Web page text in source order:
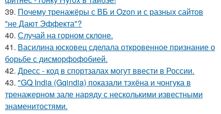
39. Почему тренажёры с ВБ и Ozon и с разных сайтов
"не Дают Эффекта"?
40. Случай на горном склоне.
41. Василина юсковец сделала откровенное признание о
борьбе с дисморфофобией.
42. Дресс - код в спортзалах могут ввести в России.
43. "GQ India (Gqindia) показали тэхёна и чонгука в
тренажерном зале наряду с несколькими известными
знаменитостями.